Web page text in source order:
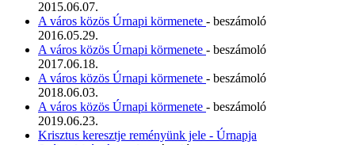
2015.06.07.
A város közös Úrnapi körmenete - beszámoló
2016.05.29.
A város közös Úrnapi körmenete - beszámoló
2017.06.18.
A város közös Úrnapi körmenete - beszámoló
2018.06.03.
A város közös Úrnapi körmenete - beszámoló
2019.06.23.
Krisztus keresztje reményünk jele - Úrnapja